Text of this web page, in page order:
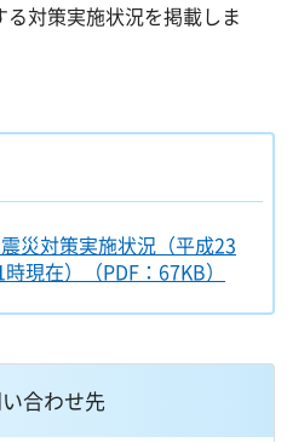
対策実施状況を掲載しま
災対策実施状況（平成23
現在）（PDF：67KB）
合わせ先